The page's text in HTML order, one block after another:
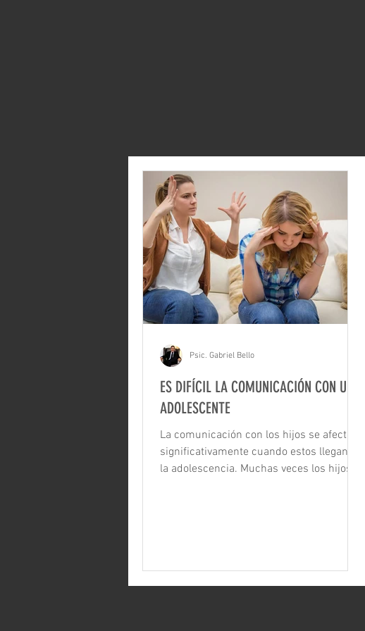
ES DIFÍCIL LA COMUNICACIÓN CON UN
ADOLESCENTE
La comunicación con los hijos se afecta
significativamente cuando estos llegan a
la adolescencia. Muchas veces los hijos
Psic. Gabriel Bello